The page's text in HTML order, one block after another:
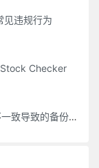
见违规行为
Checker
的备份权限问题